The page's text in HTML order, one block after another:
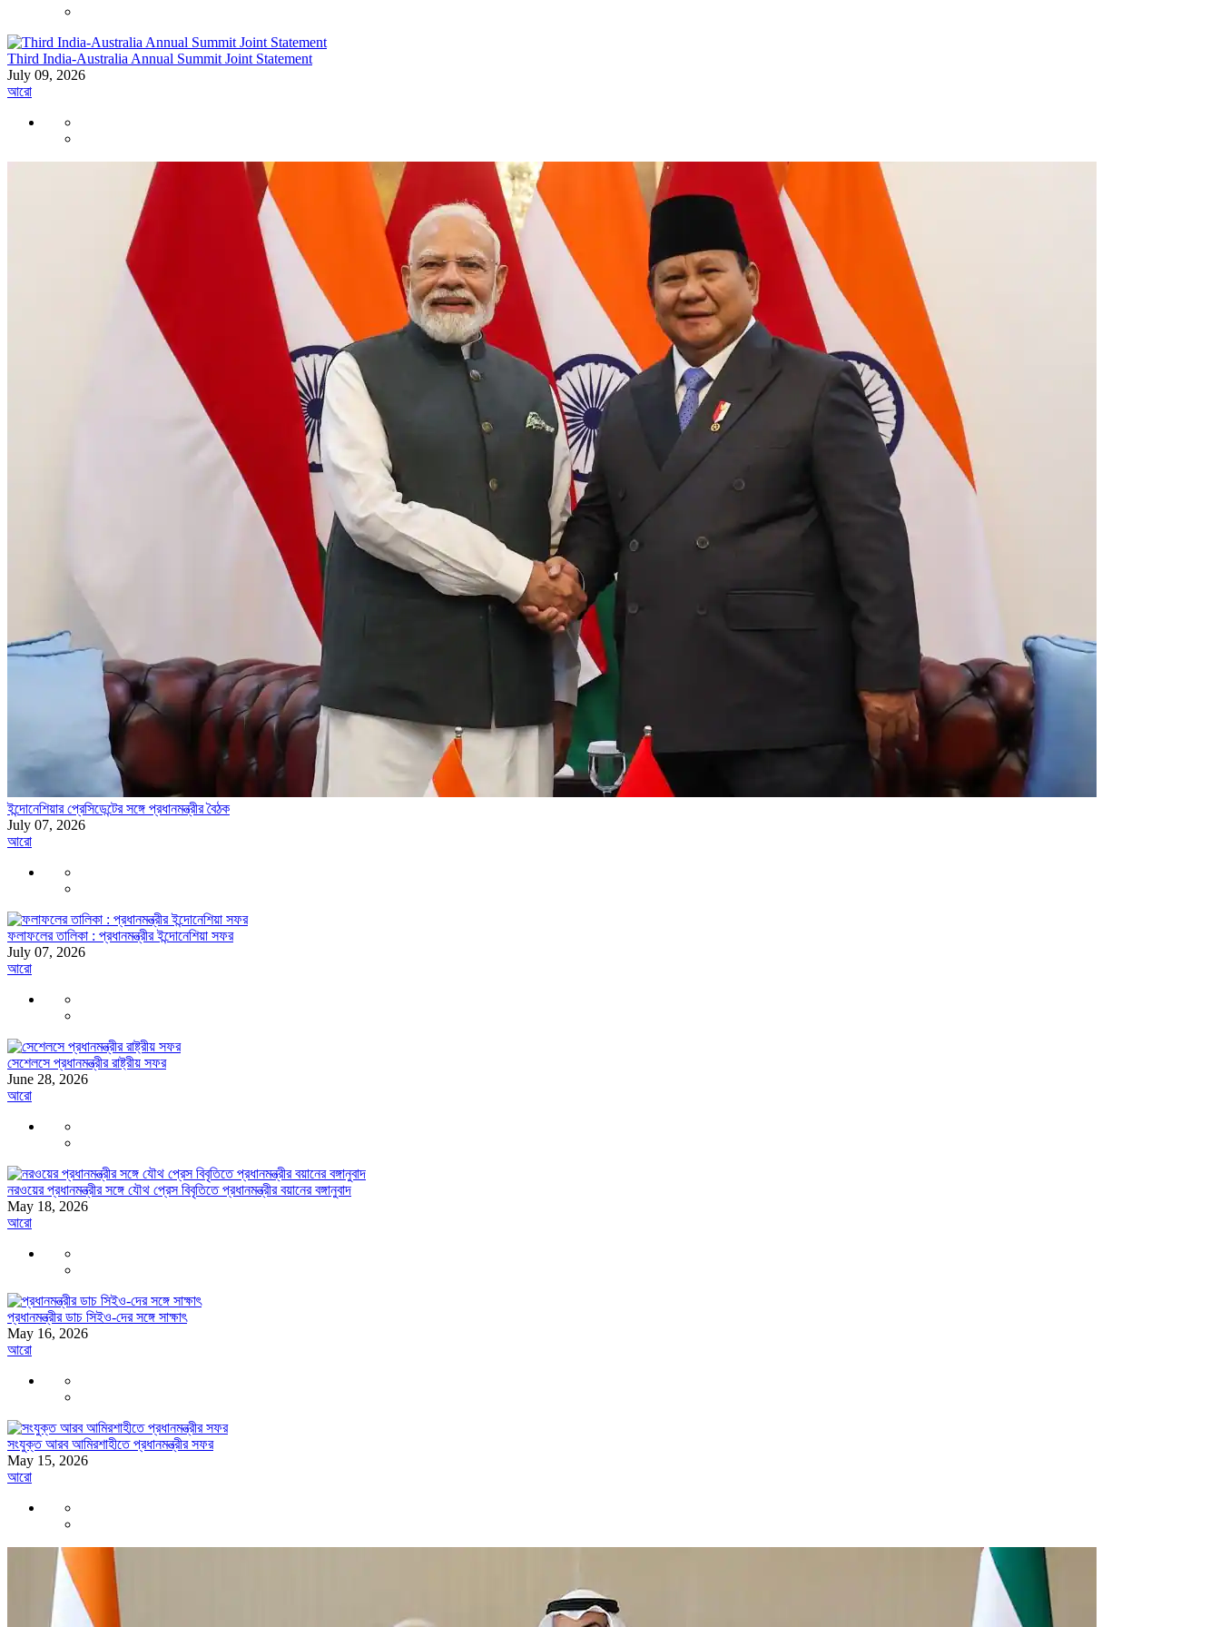
Third India-Australia Annual Summit Joint Statement
July 09, 2026
আরো
ইন্দোনেশিয়ার প্রেসিডেন্টের সঙ্গে প্রধানমন্ত্রীর বৈঠক
July 07, 2026
আরো
ফলাফলের তালিকা : প্রধানমন্ত্রীর ইন্দোনেশিয়া সফর
July 07, 2026
আরো
সেশেলসে প্রধানমন্ত্রীর রাষ্ট্রীয় সফর
June 28, 2026
আরো
নরওয়ের প্রধানমন্ত্রীর সঙ্গে যৌথ প্রেস বিবৃতিতে প্রধানমন্ত্রীর বয়ানের বঙ্গানুবাদ
May 18, 2026
আরো
প্রধানমন্ত্রীর ডাচ সিইও-দের সঙ্গে সাক্ষাৎ
May 16, 2026
আরো
সংযুক্ত আরব আমিরশাহীতে প্রধানমন্ত্রীর সফর
May 15, 2026
আরো